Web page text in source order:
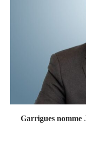
Garrigues nomme